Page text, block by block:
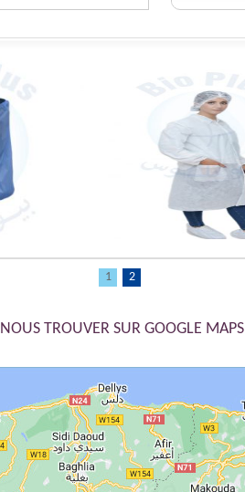
Kit visiteur
1 2
NOUS TROUVER SUR GOOGLE MAPS